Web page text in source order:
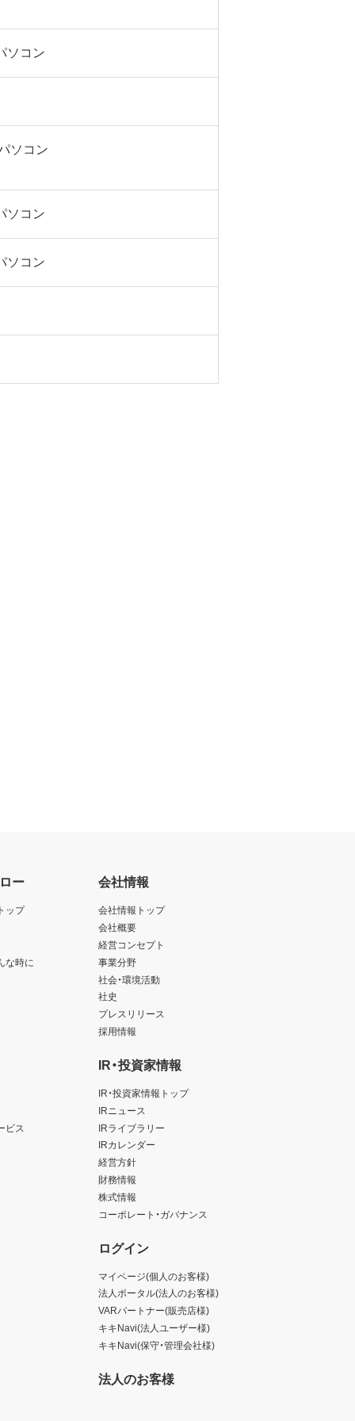
ソコン
ソコン
ソコン
ソコン
ー
ップ
な時に
ビス
会社情報
会社情報トップ
会社概要
経営コンセプト
事業分野
社会・環境活動
社史
プレスリリース
採用情報
IR・投資家情報
IR・投資家情報トップ
IRニュース
IRライブラリー
IRカレンダー
経営方針
財務情報
株式情報
コーポレート・ガバナンス
ログイン
マイページ(個人のお客様)
法人ポータル(法人のお客様)
VARパートナー(販売店様)
キキNavi(法人ユーザー様)
キキNavi(保守・管理会社様)
法人のお客様